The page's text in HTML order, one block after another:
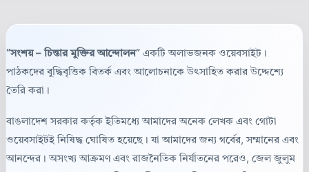
“সংশয় – চিন্তার মুক্তির আন্দোলন” একটি অলাভজনক ওয়েবসাইট।
পাঠকদের বুদ্ধিবৃত্তিক বিতর্ক এবং আলোচনাকে উৎসাহিত করার উদ্দেশ্যে
তৈরি করা।
বাঙলাদেশ সরকার কর্তৃক ইতিমধ্যে আমাদের অনেক লেখক এবং গোটা
ওয়েবসাইটই নিষিদ্ধ ঘোষিত হয়েছে। যা আমাদের জন্য গর্বের, সম্মানের এবং
আনন্দের। অসংখ্য আক্রমণ এবং রাজনৈতিক নির্যাতনের পরেও, জেল জুলুম